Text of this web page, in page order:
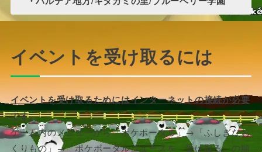
イベントを受け取るには
イベントを受け取るためにはインターネットの接続が必要
です。
ゲーム内のメニューから「ポケポータル」→「ふしぎなお
くりもの」→「ポケポータルニュースを 受け取る」の順